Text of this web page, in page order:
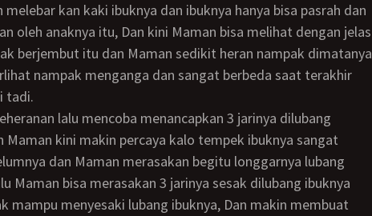
melebar kan kaki ibuknya dan ibuknya hanya bisa pasrah dan
oleh anaknya itu, Dan kini Maman bisa melihat dengan jelas
berjembut itu dan Maman sedikit heran nampak dimatanya
nampak menganga dan sangat berbeda saat terakhir
tadi.
Maman kini makin percaya kalo tempek ibuknya sangat
dan Maman merasakan begitu longgarnya lubang
Maman bisa merasakan 3 jarinya sesak dilubang ibuknya
mampu menyesaki lubang ibuknya, Dan makin membuat